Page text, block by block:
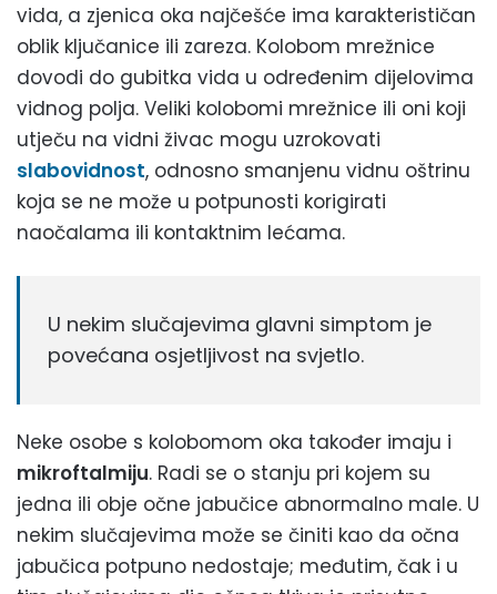
vida, a zjenica oka najčešće ima karakterističan
oblik ključanice ili zareza. Kolobom mrežnice
dovodi do gubitka vida u određenim dijelovima
vidnog polja. Veliki kolobomi mrežnice ili oni koji
utječu na vidni živac mogu uzrokovati
slabovidnost, odnosno smanjenu vidnu oštrinu
koja se ne može u potpunosti korigirati
naočalama ili kontaktnim lećama.
U nekim slučajevima glavni simptom je
povećana osjetljivost na svjetlo.
Neke osobe s kolobomom oka također imaju i
mikroftalmiju. Radi se o stanju pri kojem su
jedna ili obje očne jabučice abnormalno male. U
nekim slučajevima može se činiti kao da očna
jabučica potpuno nedostaje; međutim, čak i u